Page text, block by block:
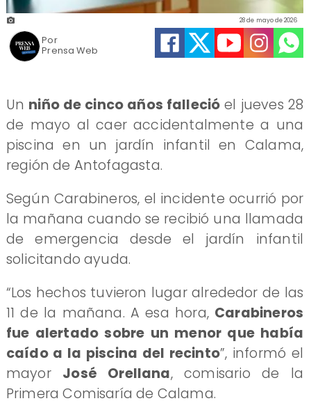
Prensa Web
28 de mayo de 2026
Por
Un niño de cinco años falleció el jueves 28
de mayo al caer accidentalmente a una
piscina en un jardín infantil en Calama,
región de Antofagasta.
Según Carabineros, el incidente ocurrió por
la mañana cuando se recibió una llamada
de emergencia desde el jardín infantil
solicitando ayuda.
“Los hechos tuvieron lugar alrededor de las
11 de la mañana. A esa hora, Carabineros
fue alertado sobre un menor que había
caído a la piscina del recinto”, informó el
mayor José Orellana, comisario de la
Primera Comisaría de Calama.